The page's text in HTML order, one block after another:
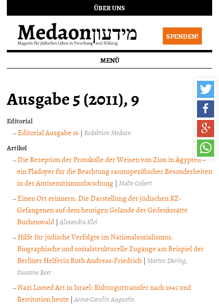
ÜBER UNS
SPENDEN!
MENÜ
Ausgabe 5 (2011), 9
Editorial
Editorial Ausgabe 16 |Redaktion Medaon
Artikel
Die Rezeption der Protokolle der Weisen von Zion in Ägypten –
ein Plädoyer für die Beachtung raumspezifischer Besonderheiten
in der Antisemitismusforschung |Malte Gebert
Einen Ort erinnern. Die Darstellung der jüdischen KZ-
Gefangenen auf dem heutigen Gelände der Gedenkstätte
Buchenwald |Alexandra Klei
Hilfe für jüdische Verfolgte im Nationalsozialismus.
Biographische und sozialstrukturelle Zugänge am Beispiel der
Berliner Helferin Ruth Andreas-Friedrich |Marten Düring
Susanne Beer
Nazi Looted Art in Israel: Kulturguttransfer nach 1945 und
Restitution heute |Anna-Carolin Augustin